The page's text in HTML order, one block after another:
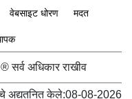
वेबसाइट धोरण मदत
सर्व अधिकार राखीव
अद्यतनित केले:08-08-2026